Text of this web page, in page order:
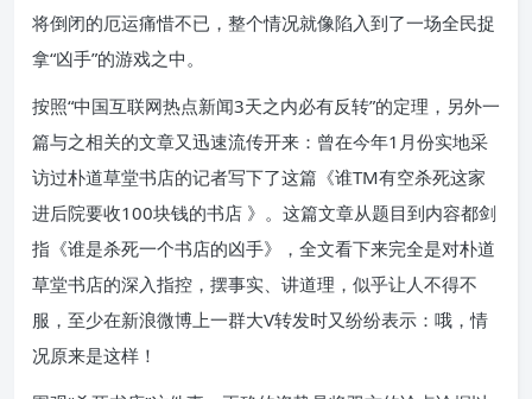
将倒闭的厄运痛惜不已，整个情况就像陷入到了一场全民捉
拿“凶手”的游戏之中。
按照“中国互联网热点新闻3天之内必有反转”的定理，另外一
篇与之相关的文章又迅速流传开来：曾在今年1月份实地采
访过朴道草堂书店的记者写下了这篇《谁TM有空杀死这家
进后院要收100块钱的书店 》。这篇文章从题目到内容都剑
指《谁是杀死一个书店的凶手》，全文看下来完全是对朴道
草堂书店的深入指控，摆事实、讲道理，似乎让人不得不
服，至少在新浪微博上一群大V转发时又纷纷表示：哦，情
况原来是这样！